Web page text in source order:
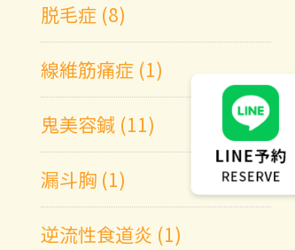
脱毛症 (8)
線維筋痛症 (1)
鬼美容鍼 (11)
漏斗胸 (1)
逆流性食道炎 (1)